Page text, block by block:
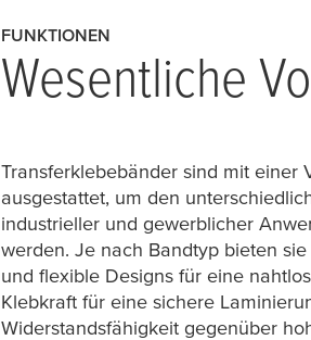
FUNKTIONEN
Wesentliche
Transferklebebänder sind mit einer
ausgestattet, um den
industrieller und gewerblicher
werden. Je nach Bandtyp bieten
und flexible Designs für eine
Klebkraft für eine sichere
Widerstandsfähigkeit gegenüber